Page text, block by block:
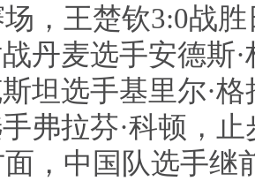
，王楚钦3:0战
丹麦选手安德斯
坦选手基里尔·
弗拉芬·科顿，止
，中国队选手继